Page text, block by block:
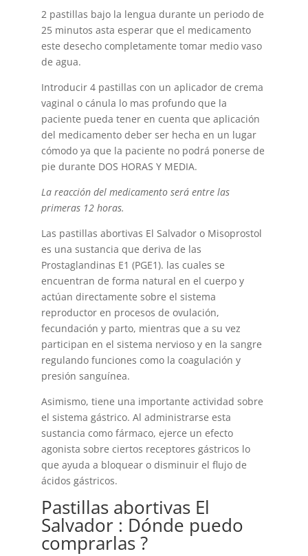
2 pastillas bajo la lengua durante un periodo de
25 minutos asta esperar que el medicamento
este desecho completamente tomar medio vaso
de agua.
Introducir 4 pastillas con un aplicador de crema
vaginal o cánula lo mas profundo que la
paciente pueda tener en cuenta que aplicación
del medicamento deber ser hecha en un lugar
cómodo ya que la paciente no podrá ponerse de
pie durante DOS HORAS Y MEDIA.
La reacción del medicamento será entre las
primeras 12 horas.
Las pastillas abortivas El Salvador o Misoprostol
es una sustancia que deriva de las
Prostaglandinas E1 (PGE1). las cuales se
encuentran de forma natural en el cuerpo y
actúan directamente sobre el sistema
reproductor en procesos de ovulación,
fecundación y parto, mientras que a su vez
participan en el sistema nervioso y en la sangre
regulando funciones como la coagulación y
presión sanguínea.
Asimismo, tiene una importante actividad sobre
el sistema gástrico. Al administrarse esta
sustancia como fármaco, ejerce un efecto
agonista sobre ciertos receptores gástricos lo
que ayuda a bloquear o disminuir el flujo de
ácidos gástricos.
Pastillas abortivas El
Salvador : Dónde puedo
comprarlas ?